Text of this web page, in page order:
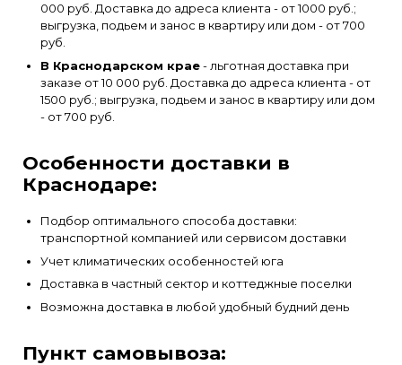
000 руб. Доставка до адреса клиента - от 1000 руб.;
выгрузка, подьем и занос в квартиру или дом - от 700
руб.
В Краснодарском крае- льготная доставка при
заказе от 10 000 руб. Доставка до адреса клиента - от
1500 руб.; выгрузка, подьем и занос в квартиру или дом
- от 700 руб.
Особенности доставки в
Краснодаре:
Подбор оптимального способа доставки:
транспортной компанией или сервисом доставки
Учет климатических особенностей юга
Доставка в частный сектор и коттеджные поселки
Возможна доставка в любой удобный будний день
Пункт самовывоза: